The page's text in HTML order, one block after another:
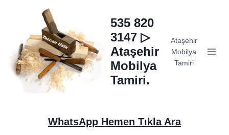
535 820
3147 ▷
Ataşehir
Mobilya
Tamiri.
Ataşehir
Mobilya
Tamiri
WhatsApp Hemen Tıkla Ara